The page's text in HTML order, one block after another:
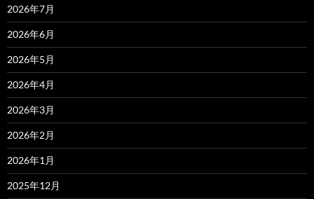
2026年7月
2026年6月
2026年5月
2026年4月
2026年3月
2026年2月
2026年1月
2025年12月